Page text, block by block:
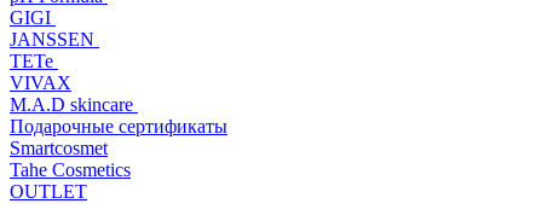
GIGI
JANSSEN
TETe
VIVAX
M.A.D skincare
Подарочные сертификаты
Smartcosmet
Tahe Cosmetics
OUTLET